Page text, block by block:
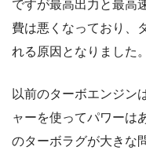
ですが最高出力と最高
費は悪くなっており、
れる原因となりました。
以前のターボエンジン
ャーを使ってパワーは
のターボラグが大きな